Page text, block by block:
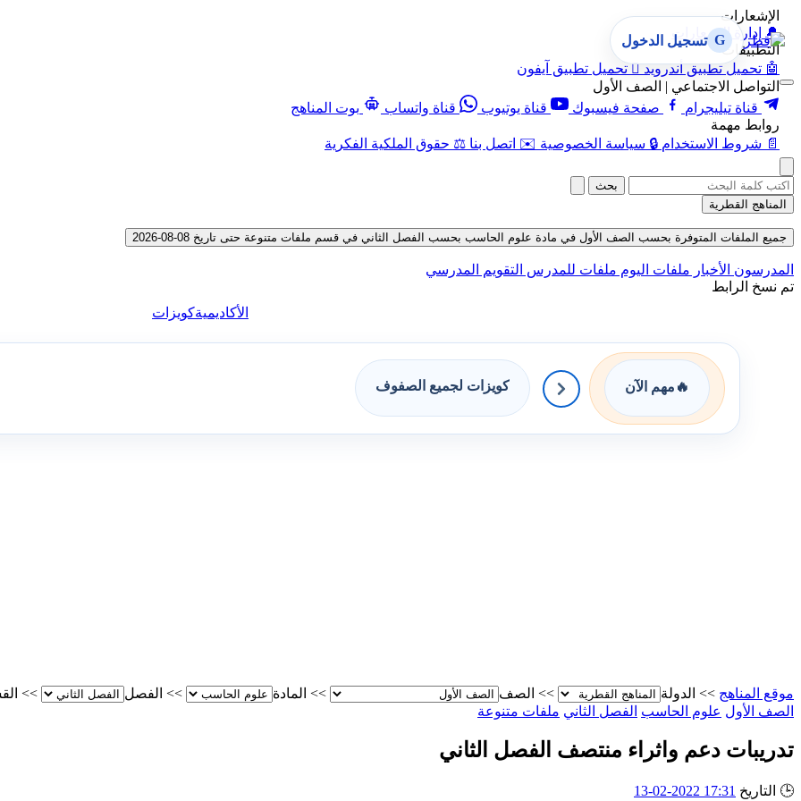
الإشعارات
🔔 إدارة الإشعارات
التطبيقات
🤖 تحميل تطبيق أندرويد  تحميل تطبيق آيفون
التواصل الاجتماعي | الصف الأول
قناة تيليجرام
صفحة فيسبوك قناة يوتيوب قناة واتساب
بوت المناهج
روابط مهمة
📄 شروط الاستخدام 🔒 سياسة الخصوصية ✉️ اتصل بنا ⚖️ حقوق الملكية الفكرية
G تسجيل الدخول
بحث
المناهج القطرية
جميع الملفات المتوفرة بحسب الصف الأول في مادة علوم الحاسب بحسب الفصل الثاني في قسم ملفات متنوعة حتى تاريخ 08-08-2026
المدرسون الأخبار ملفات اليوم ملفات للمدرس التقويم المدرسي
تم نسخ الرابط
الأكاديميةكويزات
🔥 مهم الآن كويزات لجميع الصفوف
موقع المناهج >> الدولة >> الصف >> المادة >> الفصل >>
الصف الأول علوم الحاسب الفصل الثاني ملفات متنوعة
تدريبات دعم واثراء منتصف الفصل الثاني
🕒 التاريخ 17:31 2022-02-13